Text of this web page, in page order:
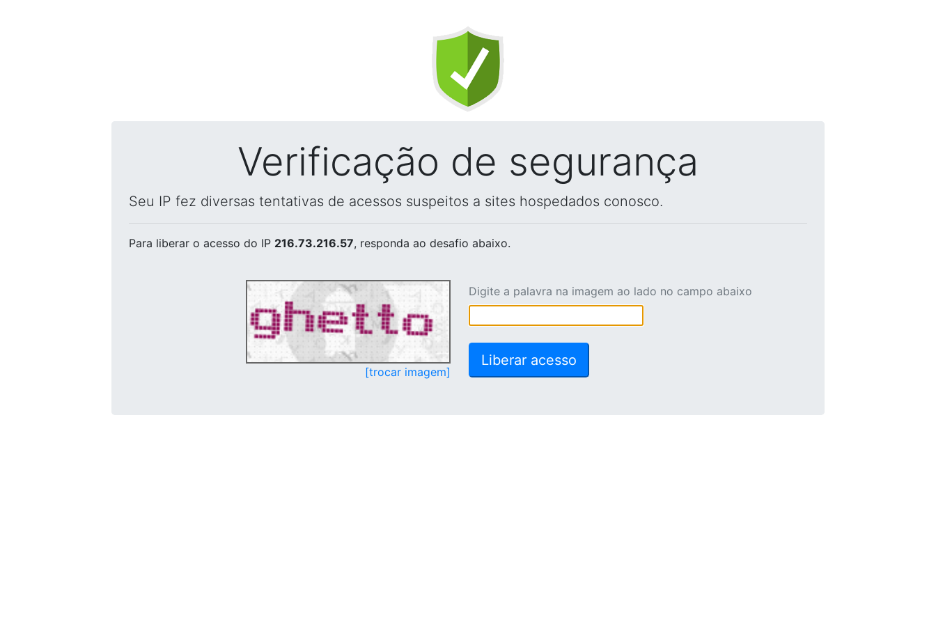
Verificação de segurança
Seu IP fez diversas tentativas de acessos suspeitos a sites hospedados conosco.
Para liberar o acesso do IP 216.73.216.57, responda ao desafio abaixo.
[trocar imagem]
Digite a palavra na imagem ao lado no campo abaixo